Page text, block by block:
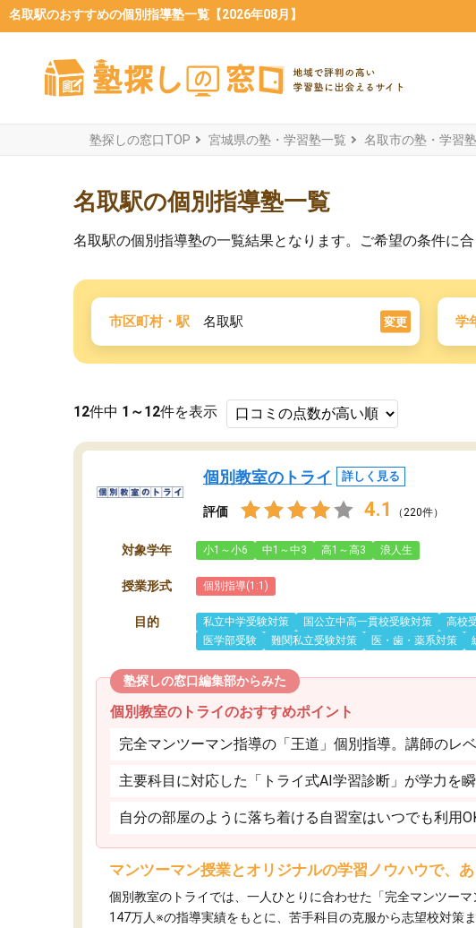
名取駅のおすすめの個別指導塾一覧【2026年08月】
塾探しの窓口TOP 宮城県の塾・学習塾一覧 名取市の塾・学習
名取駅の個別指導塾一覧
名取駅の個別指導塾の一覧結果となります。ご希望の条件に合
市区町村・駅 名取駅 変更 学
12件中 1～12件を表示
個別教室のトライ 詳しく見る
評価 4.1 （220件）
対象学年 小1～小6 中1～中3 高1～高3 浪人生
授業形式 個別指導(1:1)
目的 私立中学受験対策 国公立中高一貫校受験対策 高校
医学部受験
難関私立受験対策 医・歯・薬系対策
塾探しの窓口編集部からみた
個別教室のトライのおすすめポイント
完全マンツーマン指導の「王道」個別指導。講師のレ
主要科目に対応した「トライ式AI学習診断」が学力を
自分の部屋のように落ち着ける自習室はいつでも利用
マンツーマン授業とオリジナルの学習ノウハウで、
個別教室のトライでは、一人ひとりに合わせた「完全マンツーマ
147万人※の指導実績をもとに、苦手科目の克服から志望校対策